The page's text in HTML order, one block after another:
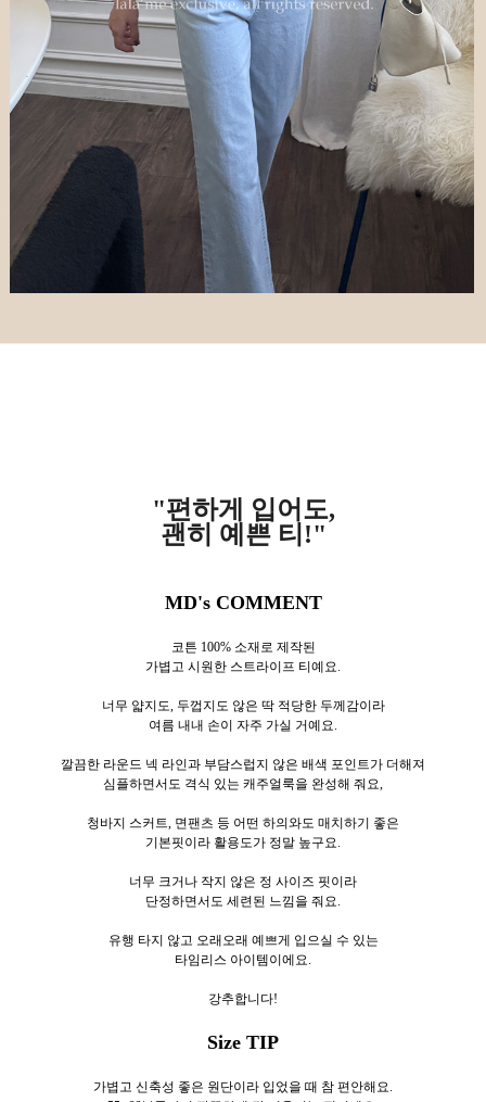
"편하게 입어도,
괜히 예쁜 티!"
MD's COMMENT
코튼 100% 소재로 제작된
가볍고 시원한 스트라이프 티예요.
너무 얇지도, 두껍지도 않은 딱 적당한 두께감이라
여름 내내 손이 자주 가실 거예요.
깔끔한 라운드 넥 라인과 부담스럽지 않은 배색 포인트가 더해져
심플하면서도 격식 있는 캐주얼룩을 완성해 줘요,
청바지 스커트, 면팬츠 등 어떤 하의와도 매치하기 좋은
기본핏이라 활용도가 정말 높구요.
너무 크거나 작지 않은 정 사이즈 핏이라
단정하면서도 세련된 느낌을 줘요.
유행 타지 않고 오래오래 예쁘게 입으실 수 있는
타임리스 아이템이에요.
강추합니다!
Size TIP
가볍고 신축성 좋은 원단이라 입었을 때 참 편안해요.